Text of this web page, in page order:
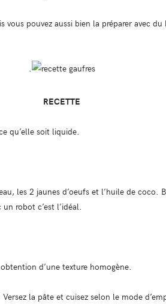
vous pouvez aussi bien la préparer avec
.
RECETTE
qu’elle soit liquide.
les 2 jaunes d’oeufs et l’huile de
robot c’est l’idéal.
d’une texture homogène.
la pâte et cuisez selon le mode